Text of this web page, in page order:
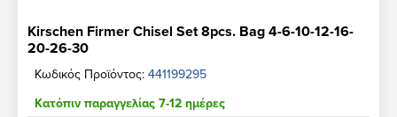
Kirschen Firmer Chisel Set 8pcs. Bag 4-6-10-12-16-
20-26-30
Κωδικός Προϊόντος: 441199295
Κατόπιν παραγγελίας 7-12 ημέρες